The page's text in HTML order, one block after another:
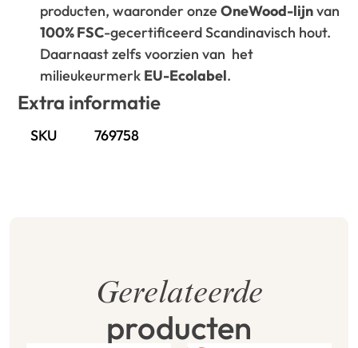
producten, waaronder onzeOneWood-lijnvan
100% FSC-gecertificeerd Scandinavisch hout.
Daarnaast zelfs voorzien van het
milieukeurmerk EU-Ecolabel.
Extra informatie
SKU 769758
Gerelateerde
producten